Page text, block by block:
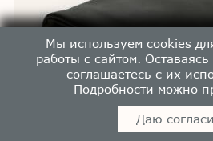
Мы используем cookies
работы с сайтом.
соглашаетесь с их
Подробности можно
Даю